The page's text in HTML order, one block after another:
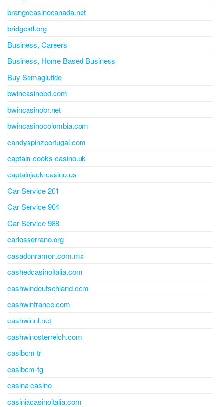
brangocasinocanada.net
bridgestl.org
Business, Careers
Business, Home Based Business
Buy Semaglutide
bwincasinobd.com
bwincasinobr.net
bwincasinocolombia.com
candyspinzportugal.com
captain-cooks-casino.uk
captainjack-casino.us
Car Service 201
Car Service 904
Car Service 988
carlosserrano.org
casadonramon.com.mx
cashedcasinoitalia.com
cashwindeutschland.com
cashwinfrance.com
cashwinnl.net
cashwinosterreich.com
casibom tr
casibom-tg
casina casino
casiniacasinoitalia.com